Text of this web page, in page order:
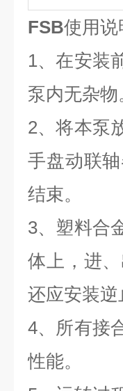
FSB使用说
1、在安装
泵内无杂物
2、将本泵
手盘动联
结束。
3、塑料合
体上，进
还应安装
4、所有接
性能。